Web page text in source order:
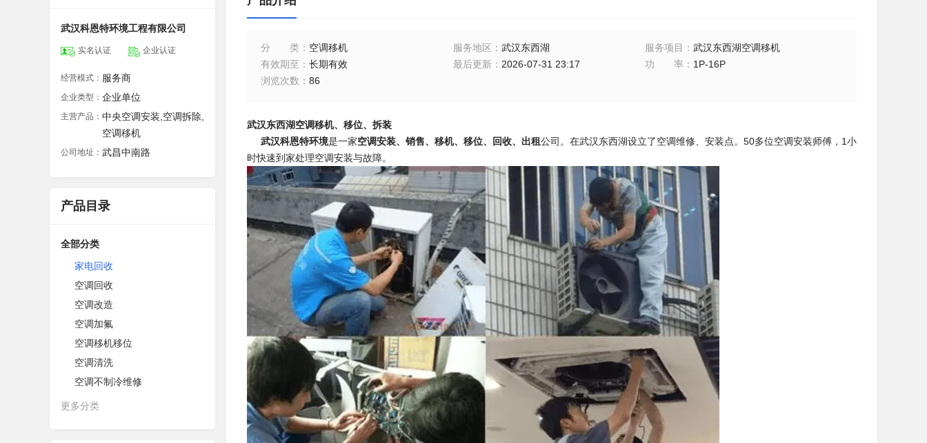
武汉科恩特环境工程有限公司
实名认证 企业认证
经营模式： 服务商
企业类型： 企业单位
主营产品： 中央空调安装,空调拆除,
空调移机
公司地址： 武昌中南路
产品目录
全部分类
家电回收
空调回收
空调改造
空调加氟
空调移机移位
空调清洗
空调不制冷维修
更多分类
分类 ： 空调移机 服务地区 ： 武汉东西湖 服务项目 ：武汉东西湖空调移机
有效期至 ： 长期有效 最后更新： 2026-07-31 23:17 功率 ： 1P-16P
浏览次数 ： 86
武汉东西湖空调移机、移位、拆装
武汉科恩特环境是一家空调安装、销售、移机、移位、回收、出租公司。在武汉东西湖设立了空调维修、安装点。50多位空调安装师傅，1小
时快速到家处理空调安装与故障。